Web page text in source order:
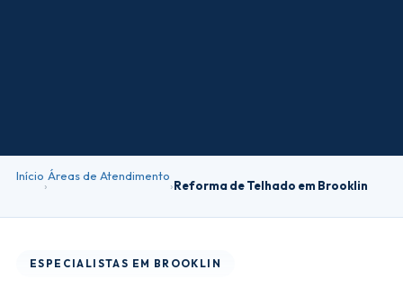
Início
›
Áreas de Atendimento
›Reforma de Telhado em Brooklin
ESPECIALISTAS EM BROOKLIN